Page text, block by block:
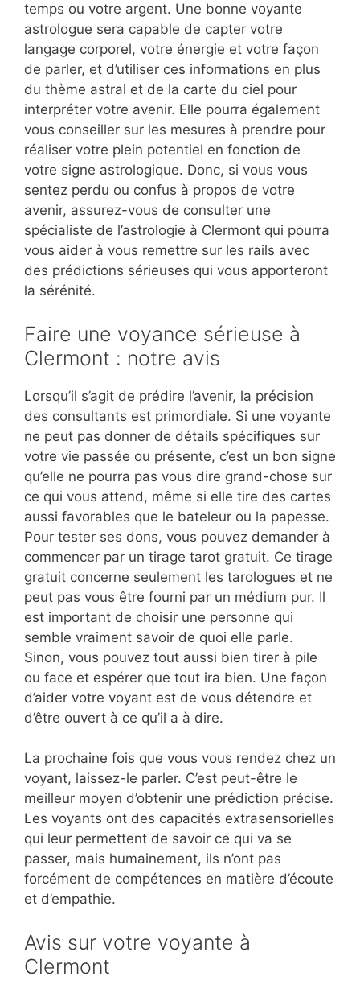
temps ou votre argent. Une bonne voyante
astrologue sera capable de capter votre
langage corporel, votre énergie et votre façon
de parler, et d’utiliser ces informations en plus
du thème astral et de la carte du ciel pour
interpréter votre avenir. Elle pourra également
vous conseiller sur les mesures à prendre pour
réaliser votre plein potentiel en fonction de
votre signe astrologique. Donc, si vous vous
sentez perdu ou confus à propos de votre
avenir, assurez-vous de consulter une
spécialiste de l’astrologie à Clermont qui pourra
vous aider à vous remettre sur les rails avec
des prédictions sérieuses qui vous apporteront
la sérénité.
Faire une voyance sérieuse à
Clermont : notre avis
Lorsqu’il s’agit de prédire l’avenir, la précision
des consultants est primordiale. Si une voyante
ne peut pas donner de détails spécifiques sur
votre vie passée ou présente, c’est un bon signe
qu’elle ne pourra pas vous dire grand-chose sur
ce qui vous attend, même si elle tire des cartes
aussi favorables que le bateleur ou la papesse.
Pour tester ses dons, vous pouvez demander à
commencer par un tirage tarot gratuit. Ce tirage
gratuit concerne seulement les tarologues et ne
peut pas vous être fourni par un médium pur. Il
est important de choisir une personne qui
semble vraiment savoir de quoi elle parle.
Sinon, vous pouvez tout aussi bien tirer à pile
ou face et espérer que tout ira bien. Une façon
d’aider votre voyant est de vous détendre et
d’être ouvert à ce qu’il a à dire.
La prochaine fois que vous vous rendez chez un
voyant, laissez-le parler. C’est peut-être le
meilleur moyen d’obtenir une prédiction précise.
Les voyants ont des capacités extrasensorielles
qui leur permettent de savoir ce qui va se
passer, mais humainement, ils n’ont pas
forcément de compétences en matière d’écoute
et d’empathie.
Avis sur votre voyante à
Clermont